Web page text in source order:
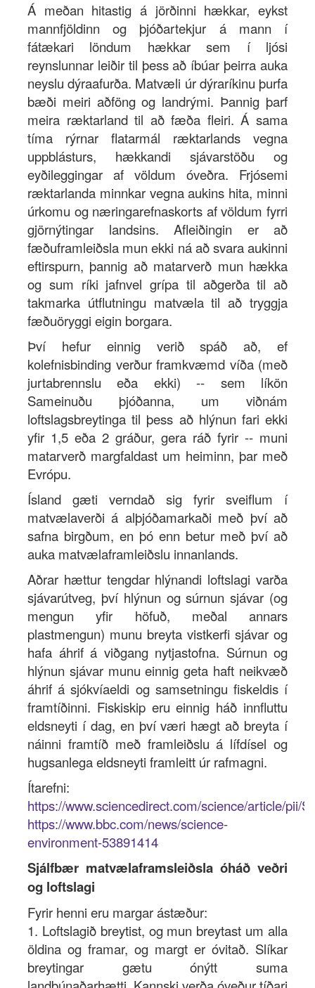
Á meðan hitastig á jörðinni hækkar, eykst
mannfjöldinn og þjóðartekjur á mann í
fátækari löndum hækkar sem í ljósi
reynslunnar leiðir til þess að íbúar þeirra auka
neyslu dýraafurða. Matvæli úr dýraríkinu þurfa
bæði meiri aðföng og landrými. Þannig þarf
meira ræktarland til að fæða fleiri. Á sama
tíma rýrnar flatarmál ræktarlands vegna
uppblásturs, hækkandi sjávarstöðu og
eyðileggingar af völdum óveðra. Frjósemi
ræktarlanda minnkar vegna aukins hita, minni
úrkomu og næringarefnaskorts af völdum fyrri
gjörnýtingar landsins. Afleiðingin er að
fæðuframleiðsla mun ekki ná að svara aukinni
eftirspurn, þannig að matarverð mun hækka
og sum ríki jafnvel grípa til aðgerða til að
takmarka útflutningu matvæla til að tryggja
fæðuöryggi eigin borgara.
Því hefur einnig verið spáð að, ef
kolefnisbinding verður framkvæmd víða (með
jurtabrennslu eða ekki) -- sem líkön
Sameinuðu þjóðanna, um viðnám
loftslagsbreytinga til þess að hlýnun fari ekki
yfir 1,5 eða 2 gráður, gera ráð fyrir -- muni
matarverð margfaldast um heiminn, þar með
Evrópu.
Ísland gæti verndað sig fyrir sveiflum í
matvælaverði á alþjóðamarkaði með því að
safna birgðum, en þó enn betur með því að
auka matvælaframleiðslu innanlands.
Aðrar hættur tengdar hlýnandi loftslagi varða
sjávarútveg, því hlýnun og súrnun sjávar (og
mengun yfir höfuð, meðal annars
plastmengun) munu breyta vistkerfi sjávar og
hafa áhrif á viðgang nytjastofna. Súrnun og
hlýnun sjávar munu einnig geta haft neikvæð
áhrif á sjókvíaeldi og samsetningu fiskeldis í
framtíðinni. Fiskiskip eru einnig háð innfluttu
eldsneyti í dag, en því væri hægt að breyta í
náinni framtíð með framleiðslu á lífdísel og
hugsanlega eldsneyti framleitt úr rafmagni.
Ítarefni:
https://www.sciencedirect.com/science/article/pii/
https://www.bbc.com/news/science-
environment-53891414
Sjálfbær matvælaframsleiðsla óháð veðri
og loftslagi
Fyrir henni eru margar ástæður:
1. Loftslagið breytist, og mun breytast um alla
öldina og framar, og margt er óvitað. Slíkar
breytingar gætu ónýtt suma